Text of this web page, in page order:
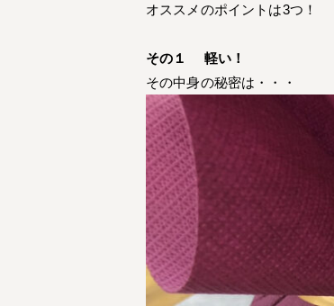
オススメのポイントは3つ！
その１ 軽い！
その中身の秘密は・・・